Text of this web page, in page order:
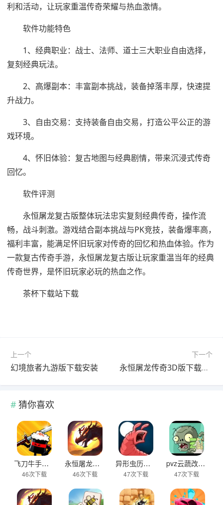
利和活动，让玩家重温传奇荣耀与热血激情。
软件功能特色
1、经典职业：战士、法师、道士三大职业自由选择，
复刻经典玩法。
2、高爆副本：丰富副本挑战，装备掉落丰厚，快速提
升战力。
3、自由交易：支持装备自由交易，打造公平公正的游
戏环境。
4、怀旧体验：复古地图与经典剧情，带来沉浸式传奇
回忆。
软件评测
永恒屠龙复古版整体玩法忠实复刻经典传奇，操作流
畅，战斗刺激。游戏结合副本挑战与PK竞技，装备爆率高，
福利丰富，能满足怀旧玩家对传奇的回忆和热血体验。作为
一款复古传奇手游，永恒屠龙复古版让玩家重温当年的经典
传奇世界，是怀旧玩家必玩的热血之作。
茶杯下载站下载
上一个
幻境旅者九游版下载安装
下一个
永恒屠龙传奇3D版下载安装
猜你喜欢
飞刀牛手中文版下载
46次下载
永恒屠龙传奇大极品游戏下载
46次下载
异形虫历险记2下载
47次下载
pvz云蔬改版下载
47次下载